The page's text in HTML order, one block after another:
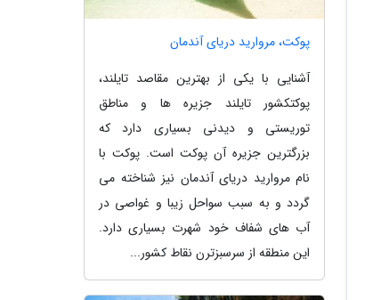
پوکت، مروارید دریای آندمان
آشنایی با یکی از بهترین مقاصد تایلند،
پوکتکشور تایلند جزیره ها و مناطق
توریستی و دیدنی بسیاری دارد که
بزرگترین جزیره آن پوکت است. پوکت با
نام مروارید دریای آندمان نیز شناخته می
گردد و به سبب سواحل زیبا و غواصی در
آب های شفاف خود شهرت بسیاری دارد.
این منطقه از سرسبزترن نقاط کشور...